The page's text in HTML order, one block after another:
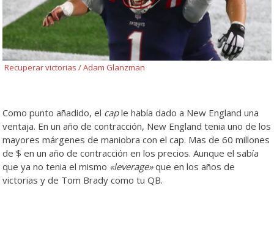
Recuperar victorias / Adam Glanzman
Como punto añadido, el caple había dado a New England una
ventaja. En un año de contracción, New England tenia uno de los
mayores márgenes de maniobra con el cap. Mas de 60 millones
de $ en un año de contracción en los precios. Aunque el sabía
que ya no tenia el mismo «leverage»que en los años de
victorias y de Tom Brady como tu QB.